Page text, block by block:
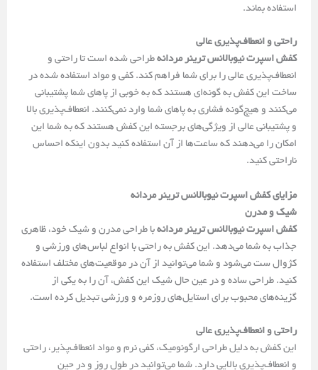
استفاده بماند.
راحتی و انعطاف‌پذیری عالی
کفش اسپرت نیوبالانس ترینر مردانه طراحی شده است تا راحتی و
انعطاف‌پذیری عالی را برای شما فراهم کند. کفی و مواد استفاده شده در
ساخت این کفش به گونه‌ای هستند که به خوبی از پاهای شما پشتیبانی
می‌کنند و هیچ‌گونه فشاری به پاهای شما وارد نمی‌کنند. انعطاف‌پذیری بالا
و پشتیبانی عالی از ویژگی‌های برجسته این کفش هستند که به شما این
امکان را می‌دهند که ساعت‌ها از آن استفاده کنید بدون اینکه احساس
ناراحتی کنید.
مزایای کفش اسپرت نیوبالانس ترینر مردانه
شیک و مدرن
کفش اسپرت نیوبالانس ترینر مردانه با طراحی مدرن و شیک خود، ظاهری
جذاب به شما می‌دهد. این کفش به راحتی با انواع لباس‌های ورزشی و
کژوال ست می‌شود و شما می‌توانید از آن در موقعیت‌های مختلف استفاده
کنید. طراحی ساده و در عین حال شیک این کفش، آن را به یکی از
گزینه‌های محبوب برای استایل‌های روزمره و ورزشی تبدیل کرده است.
راحتی و انعطاف‌پذیری عالی
این کفش به دلیل طراحی ارگونومیک، کفی نرم و مواد انعطاف‌پذیر، راحتی
و انعطاف‌پذیری بالایی دارد. شما می‌توانید در طول روز و در حین